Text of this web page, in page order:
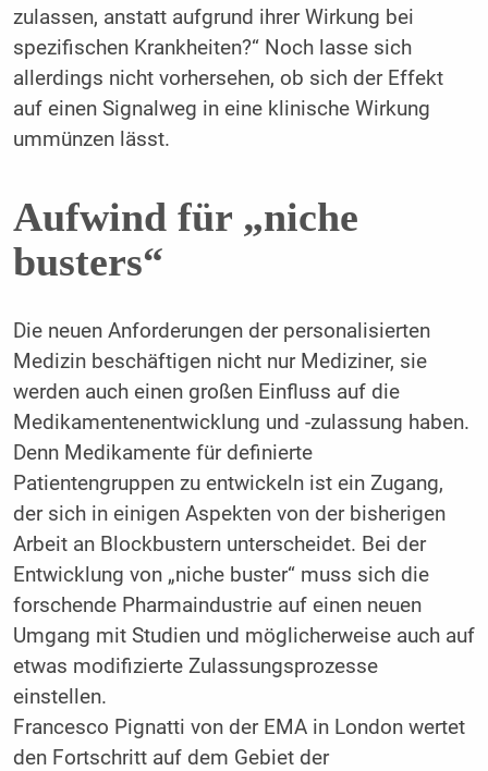
zulassen, anstatt aufgrund ihrer Wirkung bei
spezifischen Krankheiten?“ Noch lasse sich
allerdings nicht vorhersehen, ob sich der Effekt
auf einen Signalweg in eine klinische Wirkung
ummünzen lässt.
Aufwind für „niche
busters“
Die neuen Anforderungen der personalisierten
Medizin beschäftigen nicht nur Mediziner, sie
werden auch einen großen Einfluss auf die
Medikamentenentwicklung und -zulassung haben.
Denn Medikamente für definierte
Patientengruppen zu entwickeln ist ein Zugang,
der sich in einigen Aspekten von der bisherigen
Arbeit an Blockbustern unterscheidet. Bei der
Entwicklung von „niche buster“ muss sich die
forschende Pharmaindustrie auf einen neuen
Umgang mit Studien und möglicherweise auch auf
etwas modifizierte Zulassungsprozesse
einstellen.
Francesco Pignatti von der EMA in London wertet
den Fortschritt auf dem Gebiet der